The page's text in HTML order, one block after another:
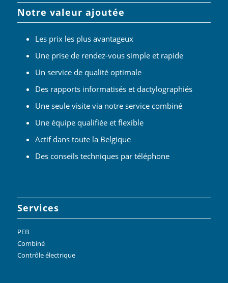
Notre valeur ajoutée
Les prix les plus avantageux
Une prise de rendez-vous simple et rapide
Un service de qualité optimale
Des rapports informatisés et dactylographiés
Une seule visite via notre service combiné
Une équipe qualifiée et flexible
Actif dans toute la Belgique
Des conseils techniques par téléphone
Services
PEB
Combiné
Contrôle électrique